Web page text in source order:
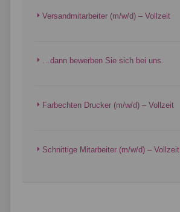
Versandmitarbeiter (m/w/d) – Vollzeit
…dann bewerben Sie sich bei uns.
Farbechten Drucker (m/w/d) – Vollzeit
Schnittige Mitarbeiter (m/w/d) – Vollzeit